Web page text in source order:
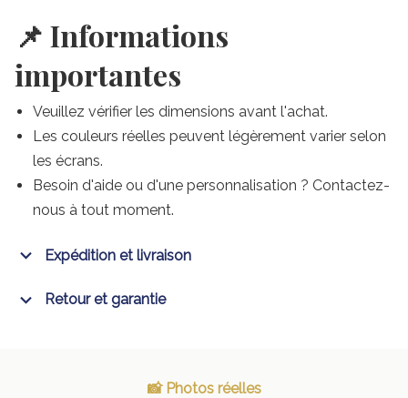
📌 Informations
importantes
Veuillez vérifier les dimensions avant l'achat.
Les couleurs réelles peuvent légèrement varier selon
les écrans.
Besoin d'aide ou d'une personnalisation ? Contactez-
nous à tout moment.
Expédition et livraison
Retour et garantie
📸 Photos réelles